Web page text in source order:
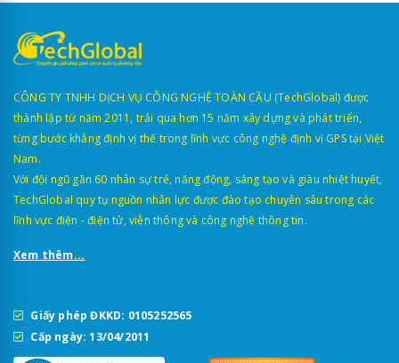
CÔNG TY TNHH DỊCH VỤ CÔNG NGHỆ TOÀN CẦU (TechGlobal) được
thành lập từ năm 2011, trải qua hơn 15 năm xây dựng và phát triển,
từng bước khẳng định vị thế trong lĩnh vực công nghệ định vị GPS tại Việt
Nam.
Với đội ngũ gần 60 nhân sự trẻ, năng động, sáng tạo và giàu nhiệt huyết,
TechGlobal quy tụ nguồn nhân lực được đào tạo chuyên sâu trong các
lĩnh vực điện - điện tử, viễn thông và công nghệ thông tin.
Xem thêm...
Giấy phép ĐKKD: 0105252565
Cấp ngày: 13/04/2011